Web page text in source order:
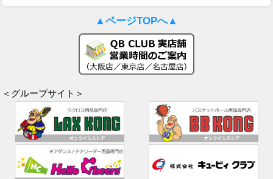
▲ページTOPへ▲
＜グループサイト＞